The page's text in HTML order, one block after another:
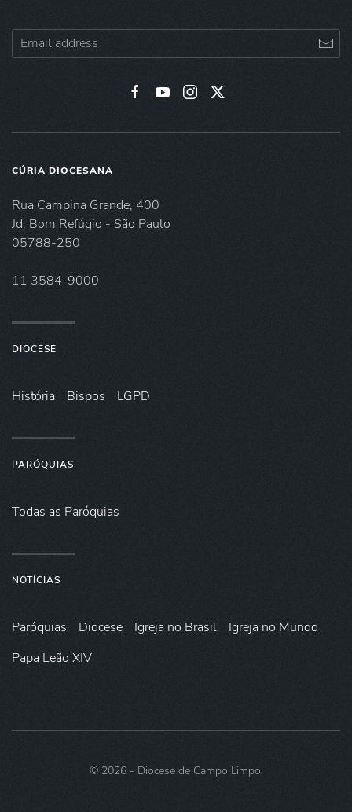
CÚRIA DIOCESANA
Rua Campina Grande, 400
Jd. Bom Refúgio - São Paulo
05788-250
11 3584-9000
DIOCESE
História Bispos LGPD
PARÓQUIAS
Todas as Paróquias
NOTÍCIAS
Paróquias Diocese Igreja no Brasil
Igreja no Mundo
Papa Leão XIV
© 2026- Diocese de Campo Limpo.